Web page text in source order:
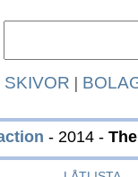
SKIVOR |
- 2014 -